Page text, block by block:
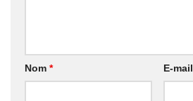
Nom * E-mail